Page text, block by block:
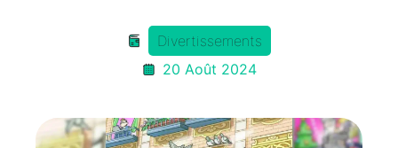
Divertissements
20 Août 2024